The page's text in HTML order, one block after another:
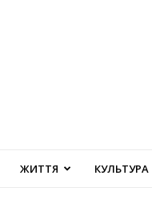
ЖИТТЯ КУЛЬТУРА